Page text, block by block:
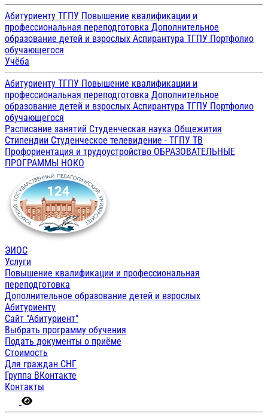
Абитуриенту ТГПУ Повышение квалификации и
профессиональная переподготовка Дополнительное
образование детей и взрослых Аспирантура ТГПУ Портфолио
обучающегося
Учёба
Абитуриенту ТГПУ Повышение квалификации и
профессиональная переподготовка Дополнительное
образование детей и взрослых Аспирантура ТГПУ Портфолио
обучающегося
Расписание занятий Студенческая наука Общежития
Стипендии Студенческое телевидение - ТГПУ ТВ
Профориентация и трудоустройство ОБРАЗОВАТЕЛЬНЫЕ
ПРОГРАММЫ НОКО
ЭИОС
Услуги
Повышение квалификации и профессиональная
переподготовка
Дополнительное образование детей и взрослых
Абитуриенту
Сайт "Абитуриент"
Выбрать программу обучения
Подать документы о приёме
Стоимость
Для граждан СНГ
Группа ВКонтакте
Контакты